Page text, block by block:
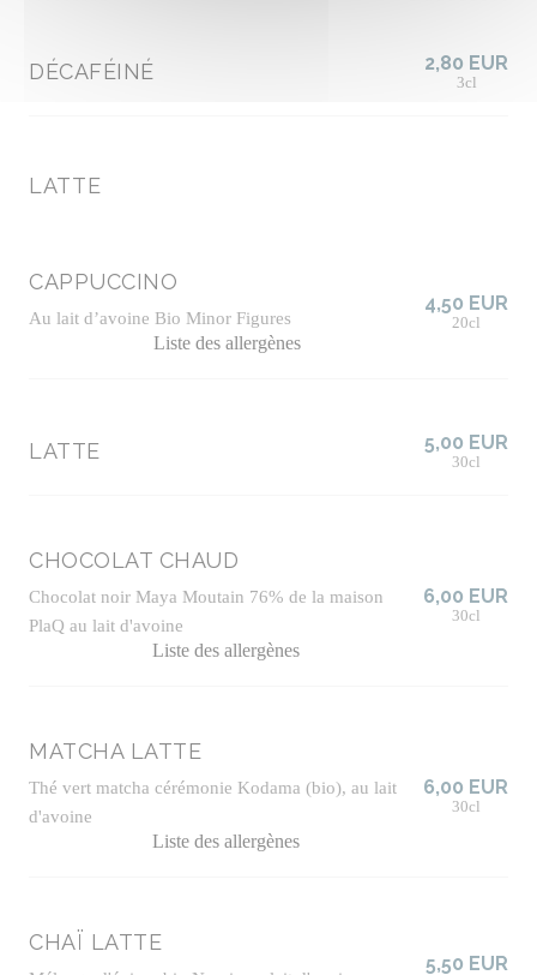
DÉCAFÉINÉ 2,80 EUR
3cl
LATTE
CAPPUCCINO
Au lait d’avoine Bio Minor Figures
Liste des allergènes
4,50 EUR
20cl
LATTE 5,00 EUR
30cl
CHOCOLAT CHAUD
Chocolat noir Maya Moutain 76% de la maison
PlaQ au lait d'avoine
Liste des allergènes
6,00 EUR
30cl
MATCHA LATTE
Thé vert matcha cérémonie Kodama (bio), au lait
d'avoine
Liste des allergènes
6,00 EUR
30cl
CHAÏ LATTE
5,50 EUR